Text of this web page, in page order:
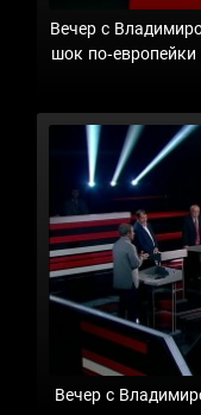
Вечер с
шок по-
Вечер с